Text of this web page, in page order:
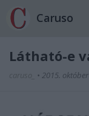
Caruso
Látható-e
caruso_ • 2015. október